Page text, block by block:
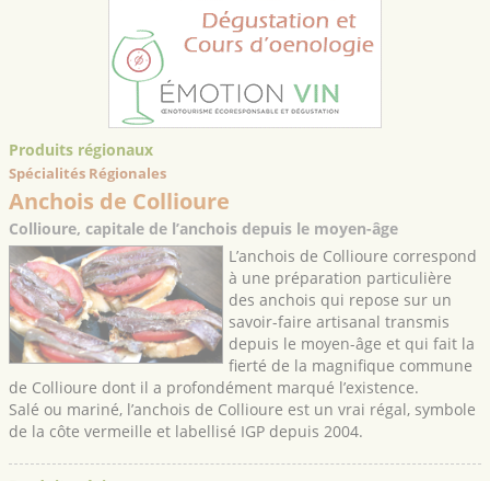
Produits régionaux
Spécialités Régionales
Anchois de Collioure
Collioure, capitale de l’anchois depuis le moyen-âge
L’anchois de Collioure correspond
à une préparation particulière
des anchois qui repose sur un
savoir-faire artisanal transmis
depuis le moyen-âge et qui fait la
fierté de la magnifique commune
de Collioure dont il a profondément marqué l’existence.
Salé ou mariné, l’anchois de Collioure est un vrai régal, symbole
de la côte vermeille et labellisé IGP depuis 2004.